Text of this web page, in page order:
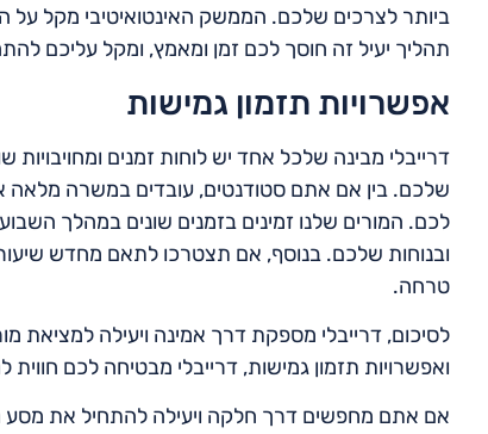
ביותר לצרכים שלכם. הממשק האינטואיטיבי מקל על
תהליך יעיל זה חוסך לכם זמן ומאמץ, ומקל עליכם
אפשרויות תזמון גמישות
דרייבלי מבינה שלכל אחד יש לוחות זמנים ומחויבויות
שלכם. בין אם אתם סטודנטים, עובדים במשרה מלאה
לכם. המורים שלנו זמינים בזמנים שונים במהלך
ובנוחות שלכם. בנוסף, אם תצטרכו לתאם מחדש
טרחה.
לסיכום, דרייבלי מספקת דרך אמינה ויעילה למציאת
ואפשרויות תזמון גמישות, דרייבלי מבטיחה לכם חווית
אם אתם מחפשים דרך חלקה ויעילה להתחיל את מסע